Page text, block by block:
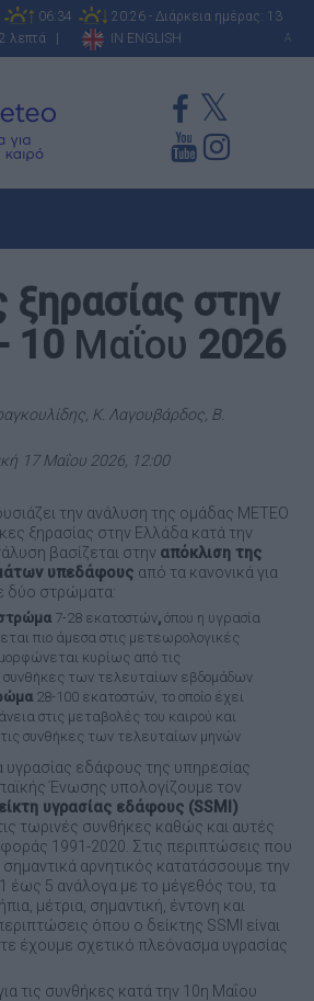
06:34
20:26 - Διάρκεια ημέρας: 13
λεπτά |
IN ENGLISH A
ξηρασίας στην
10 Μαΐου 2026
Κ. Λαγουβάρδος, Β.
17 Μαΐου 2026, 12:00
την ανάλυση της ομάδας ΜΕΤΕΟ
ξηρασίας στην Ελλάδα κατά την
βασίζεται στην απόκλιση της
υπεδάφους από τα κανονικά για
δύο στρώματα:
7-28 εκατοστών, όπου η υγρασία
πιο άμεσα στις μετεωρολογικές
κυρίως από τις
των τελευταίων εβδομάδων
28-100 εκατοστών, το οποίο έχει
στις μεταβολές του καιρού και
τις συνθήκες των τελευταίων μηνών
εδάφους της υπηρεσίας
Ένωσης υπολογίζουμε τον
υγρασίας εδάφους (SSMI )
τωρινές συνθήκες καθώς και αυτές
1991-2020. Στις περιπτώσεις που
σημαντικά αρνητικός κατατάσσουμε την
έως 5 ανάλογα με το μέγεθός του, τα
μέτρια, σημαντική, έντονη και
όπου ο δείκτης SSMI είναι
έχουμε σχετικό πλεόνασμα υγρασίας
τις συνθήκες κατά την 10η Μαΐου